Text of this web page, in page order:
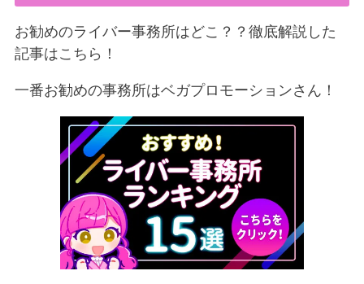
お勧めのライバー事務所はどこ？？徹底解説した
記事はこちら！
一番お勧めの事務所はベガプロモーションさん！